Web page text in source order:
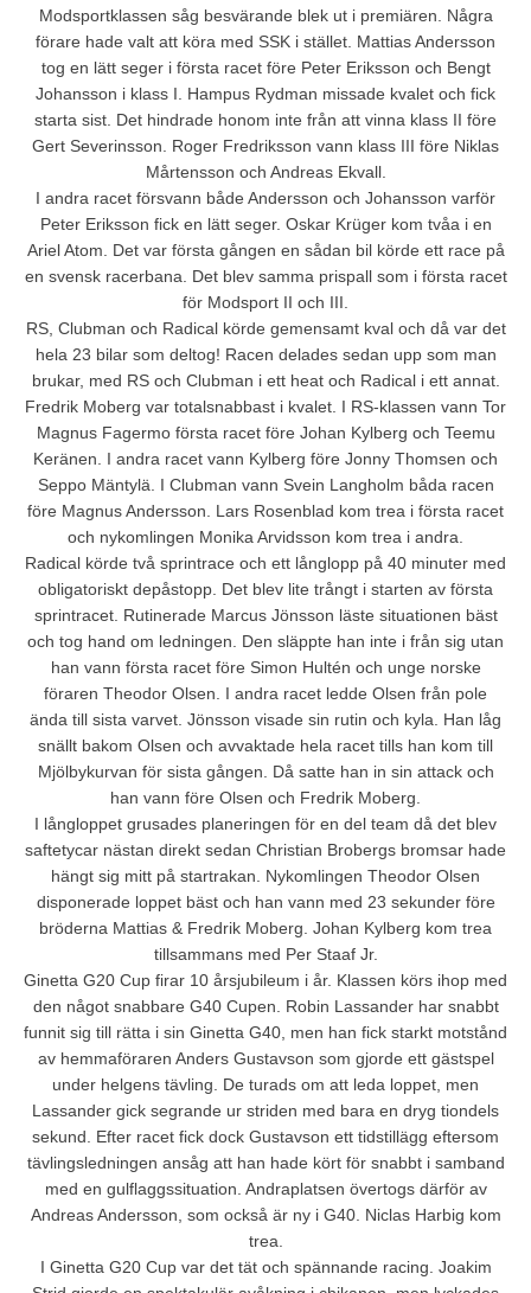
Modsportklassen såg besvärande blek ut i premiären. Några
förare hade valt att köra med SSK i stället. Mattias Andersson
tog en lätt seger i första racet före Peter Eriksson och Bengt
Johansson i klass I. Hampus Rydman missade kvalet och fick
starta sist. Det hindrade honom inte från att vinna klass II före
Gert Severinsson. Roger Fredriksson vann klass III före Niklas
Mårtensson och Andreas Ekvall.
I andra racet försvann både Andersson och Johansson varför
Peter Eriksson fick en lätt seger. Oskar Krüger kom tvåa i en
Ariel Atom. Det var första gången en sådan bil körde ett race på
en svensk racerbana. Det blev samma prispall som i första racet
för Modsport II och III.
RS, Clubman och Radical körde gemensamt kval och då var det
hela 23 bilar som deltog! Racen delades sedan upp som man
brukar, med RS och Clubman i ett heat och Radical i ett annat.
Fredrik Moberg var totalsnabbast i kvalet. I RS-klassen vann Tor
Magnus Fagermo första racet före Johan Kylberg och Teemu
Keränen. I andra racet vann Kylberg före Jonny Thomsen och
Seppo Mäntylä. I Clubman vann Svein Langholm båda racen
före Magnus Andersson. Lars Rosenblad kom trea i första racet
och nykomlingen Monika Arvidsson kom trea i andra.
Radical körde två sprintrace och ett långlopp på 40 minuter med
obligatoriskt depåstopp. Det blev lite trångt i starten av första
sprintracet. Rutinerade Marcus Jönsson läste situationen bäst
och tog hand om ledningen. Den släppte han inte i från sig utan
han vann första racet före Simon Hultén och unge norske
föraren Theodor Olsen. I andra racet ledde Olsen från pole
ända till sista varvet. Jönsson visade sin rutin och kyla. Han låg
snällt bakom Olsen och avvaktade hela racet tills han kom till
Mjölbykurvan för sista gången. Då satte han in sin attack och
han vann före Olsen och Fredrik Moberg.
I långloppet grusades planeringen för en del team då det blev
saftetycar nästan direkt sedan Christian Brobergs bromsar hade
hängt sig mitt på startrakan. Nykomlingen Theodor Olsen
disponerade loppet bäst och han vann med 23 sekunder före
bröderna Mattias & Fredrik Moberg. Johan Kylberg kom trea
tillsammans med Per Staaf Jr.
Ginetta G20 Cup firar 10 årsjubileum i år. Klassen körs ihop med
den något snabbare G40 Cupen. Robin Lassander har snabbt
funnit sig till rätta i sin Ginetta G40, men han fick starkt motstånd
av hemmaföraren Anders Gustavson som gjorde ett gästspel
under helgens tävling. De turads om att leda loppet, men
Lassander gick segrande ur striden med bara en dryg tiondels
sekund. Efter racet fick dock Gustavson ett tidstillägg eftersom
tävlingsledningen ansåg att han hade kört för snabbt i samband
med en gulflaggssituation. Andraplatsen övertogs därför av
Andreas Andersson, som också är ny i G40. Niclas Harbig kom
trea.
I Ginetta G20 Cup var det tät och spännande racing. Joakim